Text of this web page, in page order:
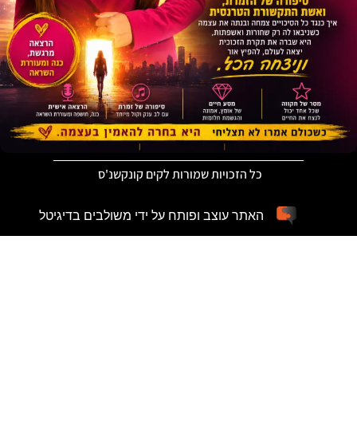
כל הזכויות שמורות לקים קונקשנ'ס
האתר עוצב ופותח על ידי משולבים בדיגיטל